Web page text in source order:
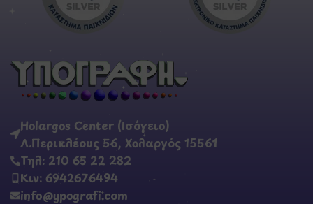
Holargos Center (Ισόγειο)
Λ.Περικλέους 56, Χολαργός 15561
Τηλ: 210 65 22 282
Κιν: 6942676494
info@ypografi.com